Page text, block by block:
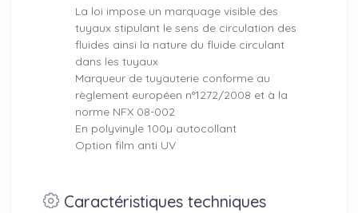
La loi impose un marquage visible des
tuyaux stipulant le sens de circulation des
fluides ainsi la nature du fluide circulant
dans les tuyaux
Marqueur de tuyauterie conforme au
règlement européen n°1272/2008 et à la
norme NFX 08-002
En polyvinyle 100µ autocollant
Option film anti UV
Caractéristiques techniques